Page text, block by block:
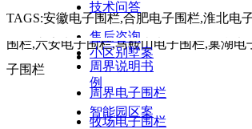
TAGS:安徽电子围栏,合肥电子围栏,淮北电
围栏,六安电子围栏,马鞍山电子围栏,巢湖
子围栏
技术问答
售后咨询
周界说明书
小区别墅案
例
智能园区案
周界电子围栏
牧场电子围栏